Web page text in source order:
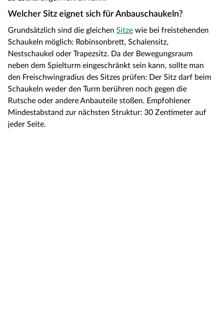
Welcher Sitz eignet sich für Anbauschaukeln?
Grundsätzlich sind die gleichen Sitze wie bei freistehenden
Schaukeln möglich: Robinsonbrett, Schalensitz,
Nestschaukel oder Trapezsitz. Da der Bewegungsraum
neben dem Spielturm eingeschränkt sein kann, sollte man
den Freischwingradius des Sitzes prüfen: Der Sitz darf beim
Schaukeln weder den Turm berühren noch gegen die
Rutsche oder andere Anbauteile stoßen. Empfohlener
Mindestabstand zur nächsten Struktur: 30 Zentimeter auf
jeder Seite.